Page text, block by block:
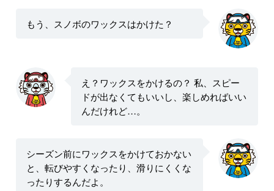
もう、スノボのワックスはかけた？
え？ワックスをかけるの？ 私、スピー
ドが出なくてもいいし、楽しめればいい
んだけれど…。
シーズン前にワックスをかけておかない
と、転びやすくなったり、滑りにくくな
ったりするんだよ。